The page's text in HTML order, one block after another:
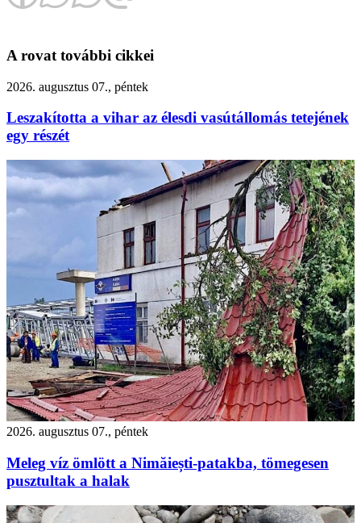
A rovat további cikkei
2026. augusztus 07., péntek
Leszakította a vihar az élesdi vasútállomás tetejének
egy részét
2026. augusztus 07., péntek
Meleg víz ömlött a Nimăiești-patakba, tömegesen
pusztultak a halak